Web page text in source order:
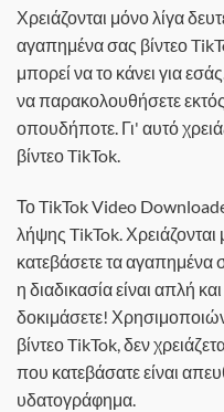
Χρειάζονται μόνο λίγα
αγαπημένα σας βίντεο
μπορεί να το κάνει για
να παρακολουθήσετε
οπουδήποτε. Γι' αυτό
βίντεο TikTok.
Το TikTok Video
λήψης TikTok.
κατεβάσετε τα αγαπημένα
η διαδικασία είναι απλή
δοκιμάσετε!
βίντεο TikTok, δεν
που κατεβάσατε είναι
υδατογράφημα.